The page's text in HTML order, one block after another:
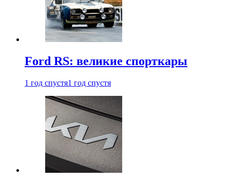
Ford RS: великие спорткары
1 год спустя1 год спустя